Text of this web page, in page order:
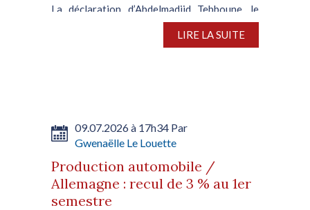
La déclaration d’Abdelmadjid Tebboune, le
président de la République algérienne,
concernant les nouveaux quotas sur les
LIRE LA SUITE
09.07.2026 à 17h34 Par
Gwenaëlle Le Louette
Production automobile /
Allemagne : recul de 3 % au 1er
semestre